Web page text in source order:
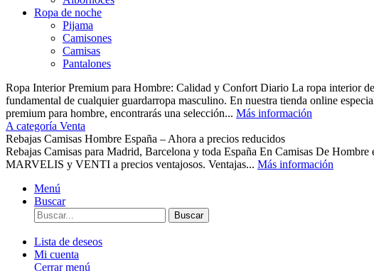
Ropa de noche
Pijama
Camisones
Camisas
Pantalones
Ropa Interior Premium para Hombre: Calidad y Confort Diario La ropa interior
fundamental de cualquier guardarropa masculino. En nuestra tienda online
premium para hombre, encontrarás una selección... Más información
A categoría Venta
Rebajas Camisas Hombre España – Ahora a precios reducidos
Rebajas Camisas para Madrid, Barcelona y toda España En Camisas De
MARVELIS y VENTI a precios ventajosos. Ventajas... Más información
Menú
Buscar
Buscar
Lista de deseos
Mi cuenta
Cerrar menú